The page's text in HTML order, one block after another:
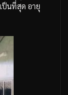
เป็นที่สุดอายุ